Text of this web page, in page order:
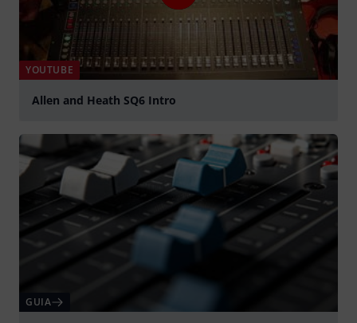
YOUTUBE
Allen and Heath SQ6 Intro
GUIA